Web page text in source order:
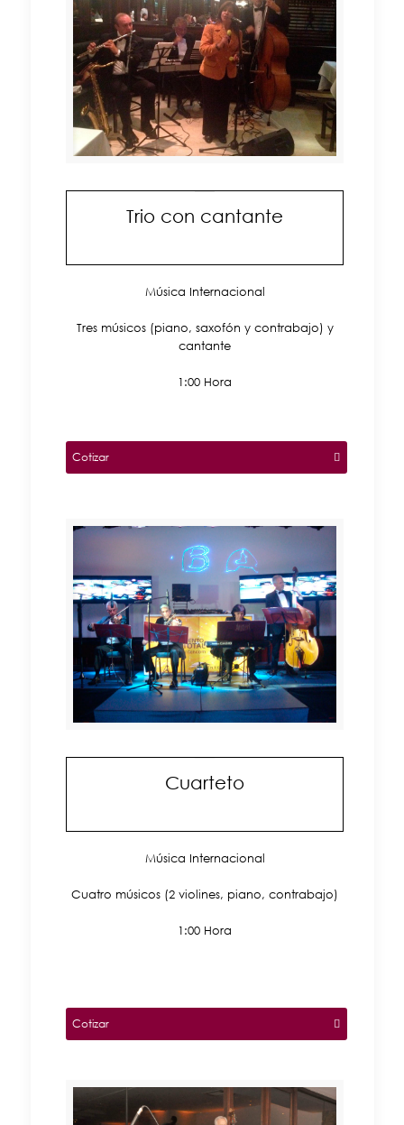
Trio con cantante
Música Internacional
Tres músicos (piano, saxofón y contrabajo) y
cantante
1:00 Hora
Cotizar
Cuarteto
Música Internacional
Cuatro músicos (2 violines, piano, contrabajo)
1:00 Hora
Cotizar